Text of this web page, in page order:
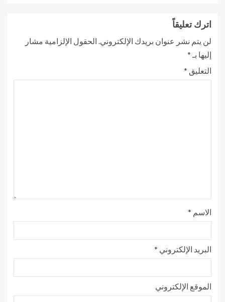
اترك تعليقاً
لن يتم نشر عنوان بريدك الإلكتروني. الحقول الإلزامية مشار
إليها بـ *
التعليق *
الاسم *
البريد الإلكتروني *
الموقع الإلكتروني